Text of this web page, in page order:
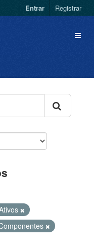
Entrar Registrar